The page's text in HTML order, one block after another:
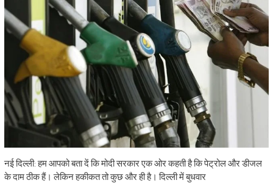
नई दिल्ली: हम आपको बता दें कि मोदी सरकार एक ओर कहती है कि पेट्रोल और डीजल
के दाम ठीक हैं। लेकिन हकीकत तो कुछ और ही है। दिल्ली में बुधवार